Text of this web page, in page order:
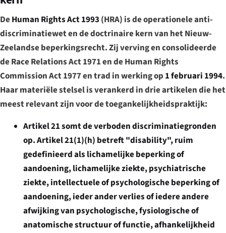
DeHuman Rights Act 1993 (HRA) is de operationele anti-
discriminatiewet en de doctrinaire kern van het Nieuw-
Zeelandse beperkingsrecht. Zij verving en consolideerde
de Race Relations Act 1971 en de Human Rights
Commission Act 1977 en trad in werking op 1 februari 1994.
Haar materiële stelsel is verankerd in drie artikelen die het
meest relevant zijn voor de toegankelijkheidspraktijk:
Artikel 21somt de verboden discriminatiegronden
op.Artikel 21(1)(h) betreft "disability", ruim
gedefinieerd als lichamelijke beperking of
aandoening, lichamelijke ziekte, psychiatrische
ziekte, intellectuele of psychologische beperking of
aandoening, ieder ander verlies of iedere andere
afwijking van psychologische, fysiologische of
anatomische structuur of functie, afhankelijkheid